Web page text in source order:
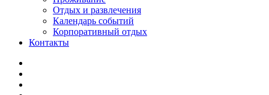
Отдых и развлечения
Календарь событий
Корпоративный отдых
Контакты